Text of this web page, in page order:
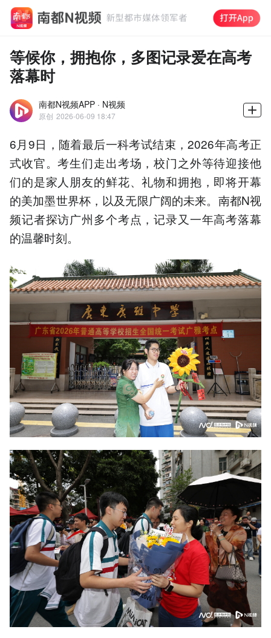
等候你，拥抱你，多图记录爱在高考
落幕时
南都N视频APP · N视频
原创 2026-06-09 18:47
6月9日，随着最后一科考试结束，2026年高考正
式收官。考生们走出考场，校门之外等待迎接他
们的是家人朋友的鲜花、礼物和拥抱，即将开幕
的美加墨世界杯，以及无限广阔的未来。南都N视
频记者探访广州多个考点，记录又一年高考落幕
的温馨时刻。